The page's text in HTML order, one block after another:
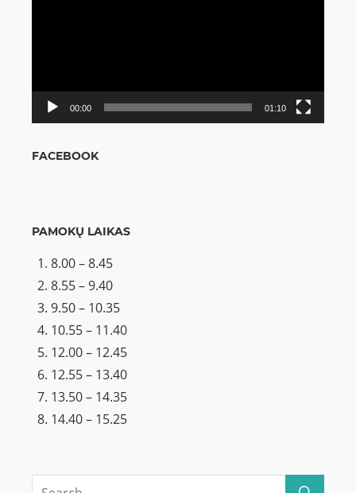
00:00 01:10
FACEBOOK
PAMOKŲ LAIKAS
8.00 – 8.45
8.55 – 9.40
9.50 – 10.35
10.55 – 11.40
12.00 – 12.45
12.55 – 13.40
13.50 – 14.35
14.40 – 15.25